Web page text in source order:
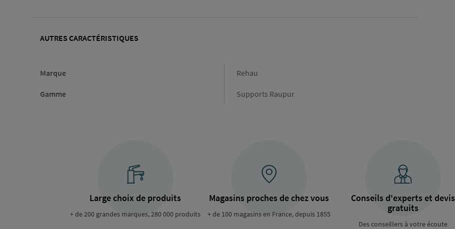
AUTRES CARACTÉRISTIQUES
Marque Marque
Rehau
Gamme Gamme
Supports Raupur
Large choix de produits
+ de 200 grandes marques, 280 000 produits
Magasins proches de chez vous
+ de 100 magasins en France, depuis 1855
Conseils d'experts et devis
gratuits
Des conseillers à votre écoute